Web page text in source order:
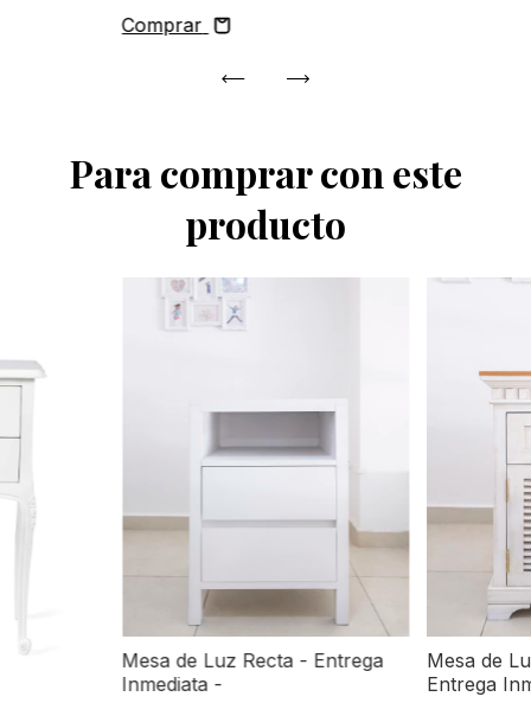
Comprar
Para comprar con este
producto
Mesa de Luz Recta - Entrega
Inmediata -
Mesa de
Entrega